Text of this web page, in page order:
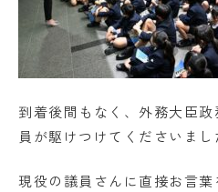
到着後間もなく、外務大臣
員が駆けつけてくださいまし
現役の議員さんに直接お言